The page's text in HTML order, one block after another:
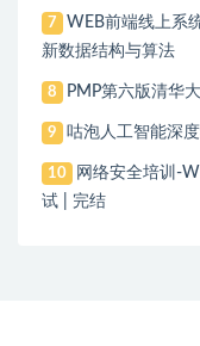
7
WEB前端线上系
新数据结构与算法
8 PMP第六版清华
9 咕泡人工智能深
10
网络安全培训-
试 | 完结